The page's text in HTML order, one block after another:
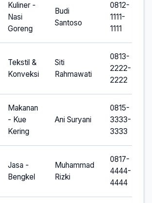
Kuliner -
Nasi
Goreng
Budi
Santoso
0812-
1111-
1111
Tekstil &
Konveksi
Siti
Rahmawati
0813-
2222-
2222
Makanan
- Kue
Kering
Ani Suryani
0815-
3333-
3333
Jasa -
Bengkel
Muhammad
Rizki
0817-
4444-
4444